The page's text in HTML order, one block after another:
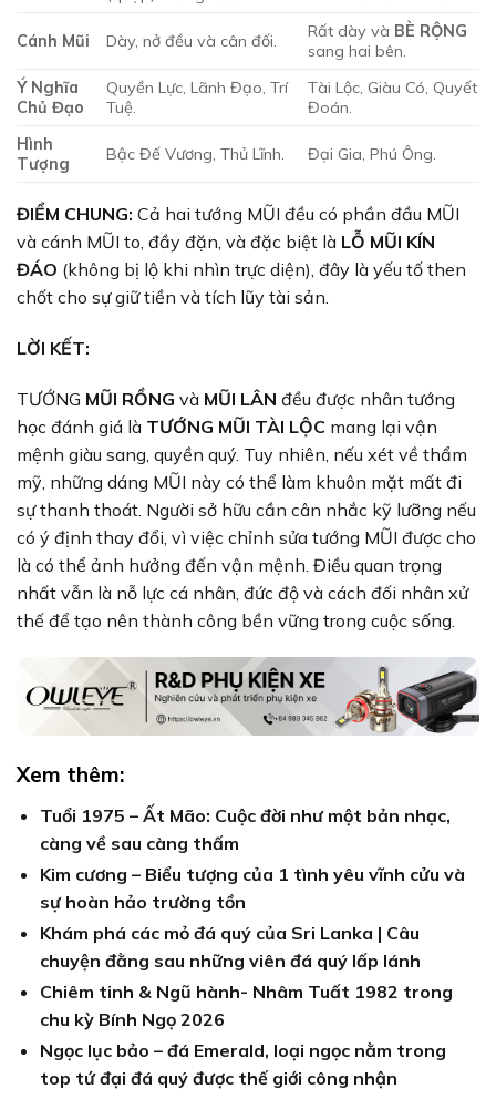
Cánh Mũi Dày, nở đều và cân đối. Rất dày và BÈ RỘNG
sang hai bên.
Ý Nghĩa
Chủ Đạo
Quyền Lực, Lãnh Đạo, Trí
Tuệ.
Tài Lộc, Giàu Có, Quyết
Đoán.
Hình
Tượng
Bậc Đế Vương, Thủ Lĩnh. Đại Gia, Phú Ông.
ĐIỂM CHUNG: Cả hai tướng MŨI đều có phần đầu MŨI
và cánh MŨI to, đầy đặn, và đặc biệt là LỖ MŨI KÍN
ĐÁO (không bị lộ khi nhìn trực diện), đây là yếu tố then
chốt cho sự giữ tiền và tích lũy tài sản.
LỜI KẾT:
TƯỚNG MŨI RỒNG và MŨI LÂN đều được nhân tướng
học đánh giá là TƯỚNG MŨI TÀI LỘC mang lại vận
mệnh giàu sang, quyền quý. Tuy nhiên, nếu xét về thẩm
mỹ, những dáng MŨI này có thể làm khuôn mặt mất đi
sự thanh thoát. Người sở hữu cần cân nhắc kỹ lưỡng nếu
có ý định thay đổi, vì việc chỉnh sửa tướng MŨI được cho
là có thể ảnh hưởng đến vận mệnh. Điều quan trọng
nhất vẫn là nỗ lực cá nhân, đức độ và cách đối nhân xử
thế để tạo nên thành công bền vững trong cuộc sống.
Xem thêm:
Tuổi 1975 – Ất Mão: Cuộc đời như một bản nhạc,
càng về sau càng thấm
Kim cương – Biểu tượng của 1 tình yêu vĩnh cửu và
sự hoàn hảo trường tồn
Khám phá các mỏ đá quý của Sri Lanka | Câu
chuyện đằng sau những viên đá quý lấp lánh
Chiêm tinh & Ngũ hành- Nhâm Tuất 1982 trong
chu kỳ Bính Ngọ 2026
Ngọc lục bảo – đá Emerald, loại ngọc nằm trong
top tứ đại đá quý được thế giới công nhận